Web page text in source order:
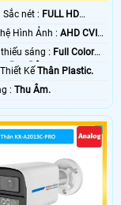
Sắc nét : FULL HD
✳️ Công Nghệ Hình Ảnh :AHD CVI
🔦 Khi xem thiếu sáng : Full Color
Ban Ðêm.
Thiết KếThân Plastic.
️🔮 Khả Năng :Thu Âm.